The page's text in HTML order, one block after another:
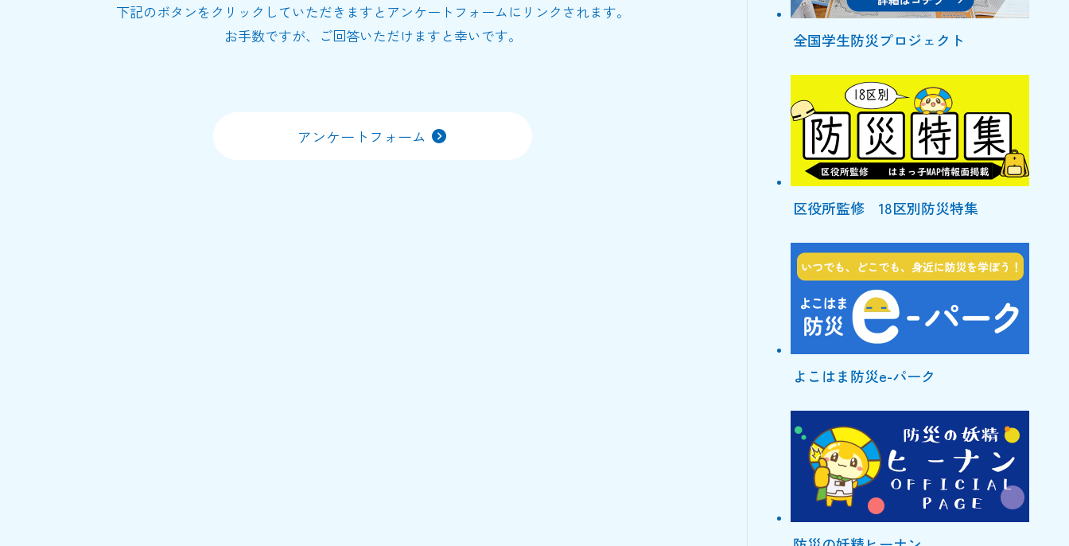
下記のボタンをクリックしていただきますとアンケートフォームにリンクされます。
お手数ですが、ご回答いただけますと幸いです。
アンケートフォーム
全国学生防災プロジェクト
区役所監修 18区別防災特集
よこはま防災e-パーク